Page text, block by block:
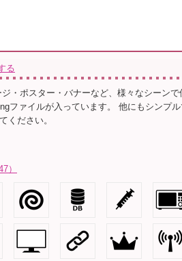
る
・ポスター・バナーなど、様々なシーンで
ファイルが入っています。 他にもシンプ
ください。
）